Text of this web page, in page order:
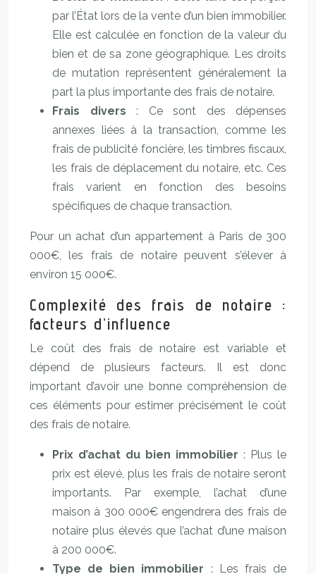
par l’État lors de la vente d’un bien immobilier.
Elle est calculée en fonction de la valeur du
bien et de sa zone géographique. Les droits
de mutation représentent généralement la
part la plus importante des frais de notaire.
Frais divers : Ce sont des dépenses
annexes liées à la transaction, comme les
frais de publicité foncière, les timbres fiscaux,
les frais de déplacement du notaire, etc. Ces
frais varient en fonction des besoins
spécifiques de chaque transaction.
Pour un achat d’un appartement à Paris de 300
000€, les frais de notaire peuvent s’élever à
environ 15 000€.
Complexité des frais de notaire :
facteurs d’influence
Le coût des frais de notaire est variable et
dépend de plusieurs facteurs. Il est donc
important d’avoir une bonne compréhension de
ces éléments pour estimer précisément le coût
des frais de notaire.
Prix d’achat du bien immobilier : Plus le
prix est élevé, plus les frais de notaire seront
importants. Par exemple, l’achat d’une
maison à 300 000€ engendrera des frais de
notaire plus élevés que l’achat d’une maison
à 200 000€.
Type de bien immobilier : Les frais de